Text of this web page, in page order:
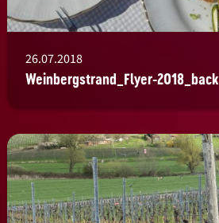
26.07.2018
Weinbergstrand_Flyer-2018_back